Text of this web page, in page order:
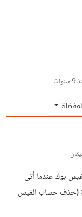
9 سنوات
بوك عندما أتى
(حذف حساب الفيس
في حسوب مثل (حذف